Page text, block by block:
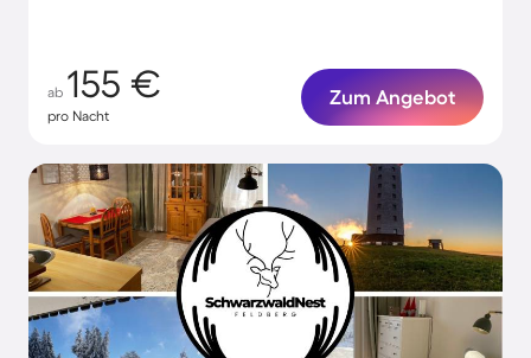
ab 155 €
pro Nacht
Zum Angebot